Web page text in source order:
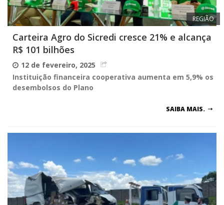
REGIÃO
Carteira Agro do Sicredi cresce 21% e alcança
R$ 101 bilhões
12 de fevereiro, 2025
Instituição financeira cooperativa aumenta em 5,9% os
desembolsos do Plano
SAIBA MAIS.